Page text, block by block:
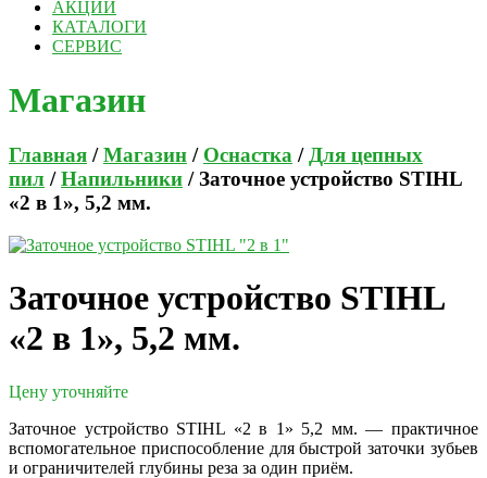
АКЦИИ
КАТАЛОГИ
СЕРВИС
Магазин
Главная /Магазин / Оснастка /Для цепных
пил /Напильники / Заточное устройство STIHL
«2 в 1», 5,2 мм.
Заточное устройство STIHL
«2 в 1», 5,2 мм.
Цену уточняйте
Заточное устройство STIHL «2 в 1» 5,2 мм. — практичное
вспомогательное приспособление для быстрой заточки зубьев
и ограничителей глубины реза за один приём.